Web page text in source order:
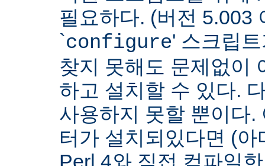
필요하다. (버전 5.003
`configure' 스크립
찾지 못해도 문제없이
하고 설치할 수 있다.
사용하지 못할 뿐이다.
터가 설치되있다면 (
Perl 4와 직접 컴파일